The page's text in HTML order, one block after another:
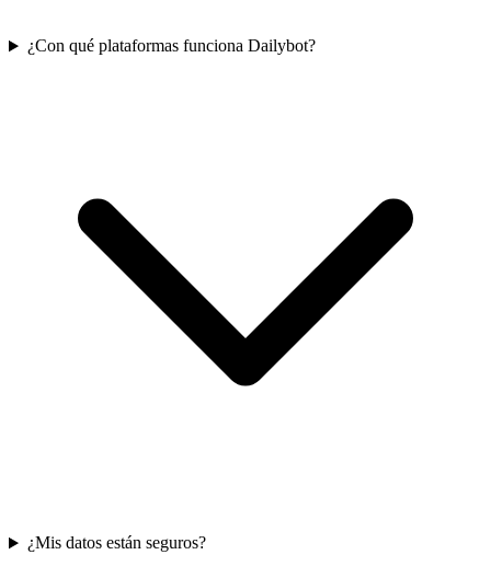
¿Con qué plataformas funciona Dailybot?
¿Mis datos están seguros?